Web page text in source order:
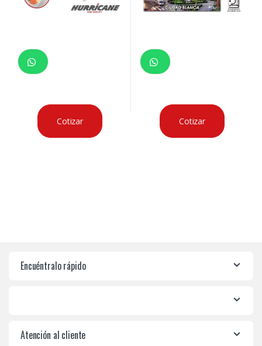
Cotizar Cotizar
Encuéntralo rápido
Atención al cliente